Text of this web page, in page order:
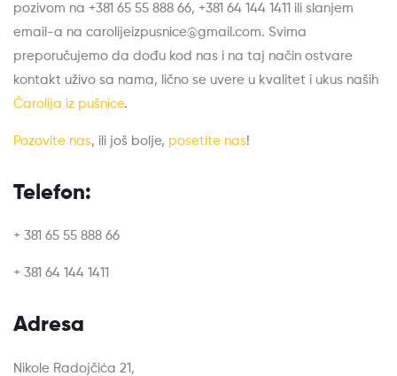
pozivom na +381 65 55 888 66, +381 64 144 1411 ili slanjem
email-a na carolijeizpusnice@gmail.com. Svima
preporučujemo da dođu kod nas i na taj način ostvare
kontakt uživo sa nama, lično se uvere u kvalitet i ukus naših
Čarolija iz pušnice.
Pozovite nas, ili još bolje, posetite nas!
Telefon:
+ 381 65 55 888 66
+ 381 64 144 1411
Adresa
Nikole Radojčića 21,